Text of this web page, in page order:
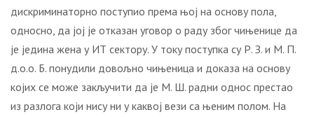
дискриминаторно поступио према њој на основу пола,
односно, да јој је отказан уговор о раду због чињенице да
је једина жена у ИТ сектору. У току поступка су Р. З. и М. П.
д.о.о. Б. понудили довољно чињеница и доказа на основу
којих се може закључити да је М. Ш. радни однос престао
из разлога који нису ни у каквој вези са њеним полом. На